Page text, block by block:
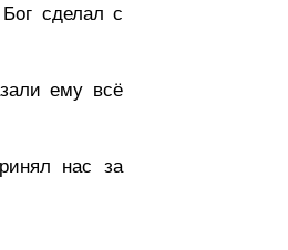
сделал с
ему всё
нас за